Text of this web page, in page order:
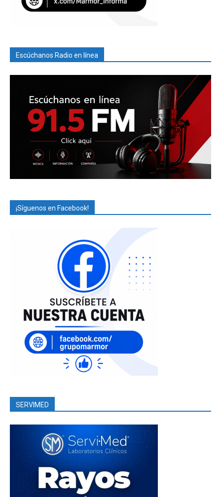
Escúchanos Radio en línea
¡Síguenos en Facebook!
SERVIMED